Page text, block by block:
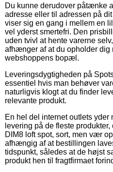
Du kunne derudover påtænke
adresse eller til adressen på
viser sig en gang i mellem en
vel yderst smertefri. Den
uden tvivl at hente varerne
afhænger af at du opholder
webshoppens bopæl.
Leveringsdygtigheden på
essentiel hvis man behøver
naturligvis klogt at du finder
relevante produkt.
En hel del internet outlets yder
levering på de fleste
DIM8 loft spot, sort, men vær
afhængig af at bestillingen
tidspunkt, således at de højst
produkt hen til fragtfirmaet